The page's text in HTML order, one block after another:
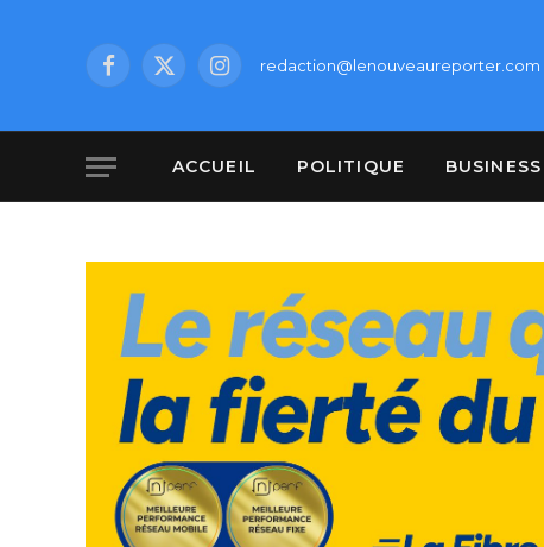
Facebook
X
Instagramredaction@lenouveaureporter.com
ACCUEIL POLITIQUE BUSINESS